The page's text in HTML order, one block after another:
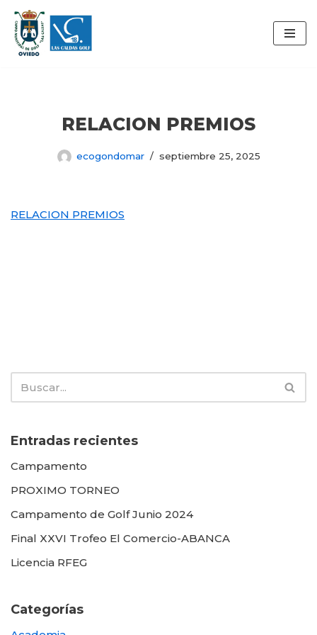
Saltar
al
RELACION PREMIOS
ecogondomar septiembre 25, 2025
RELACION PREMIOS
Entradas recientes
Campamento
PROXIMO TORNEO
Campamento de Golf Junio 2024
Final XXVI Trofeo El Comercio-ABANCA
Licencia RFEG
Categorías